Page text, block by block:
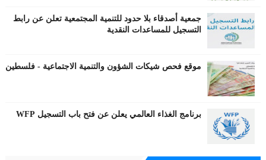
جمعية أصدقاء بلا حدود للتنمية المجتمعية تعلن عن رابط
التسجيل للمساعدات النقدية
موقع فحص شيكات الشؤون والتنمية الاجتماعية - فلسطين
برنامج الغذاء العالمي يعلن عن فتح باب التسجيل WFP